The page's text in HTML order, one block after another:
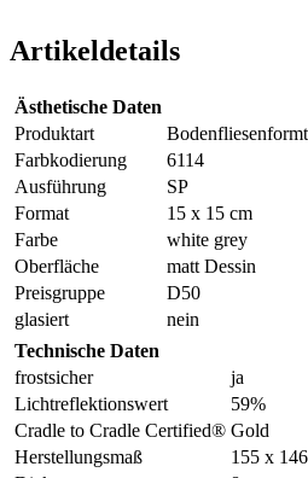
Artikeldetails
Ästhetische Daten
Produktart
Farbkodierung
6114
Ausführung
SP
Format
15 x 15 cm
Farbe
white grey
Oberfläche
matt Dessin
Preisgruppe
D50
glasiert
nein
Technische Daten
frostsicher
ja
Lichtreflektionswert
59%
Cradle to Cradle Certified® Gold
Herstellungsmaß
155 x